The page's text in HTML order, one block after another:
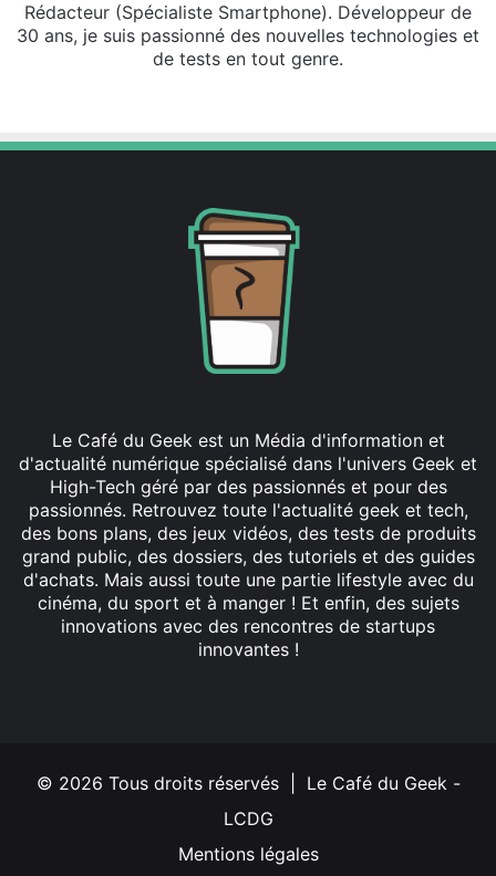
Rédacteur (Spécialiste Smartphone). Développeur de
30 ans, je suis passionné des nouvelles technologies et
de tests en tout genre.
Le Café du Geek est un Média d'information et
d'actualité numérique spécialisé dans l'univers Geek et
High-Tech géré par des passionnés et pour des
passionnés. Retrouvez toute l'actualité geek et tech,
des bons plans, des jeux vidéos, des tests de produits
grand public, des dossiers, des tutoriels et des guides
d'achats. Mais aussi toute une partie lifestyle avec du
cinéma, du sport et à manger ! Et enfin, des sujets
innovations avec des rencontres de startups
innovantes !
© 2026 Tous droits réservés | Le Café du Geek -
LCDG
Mentions légales